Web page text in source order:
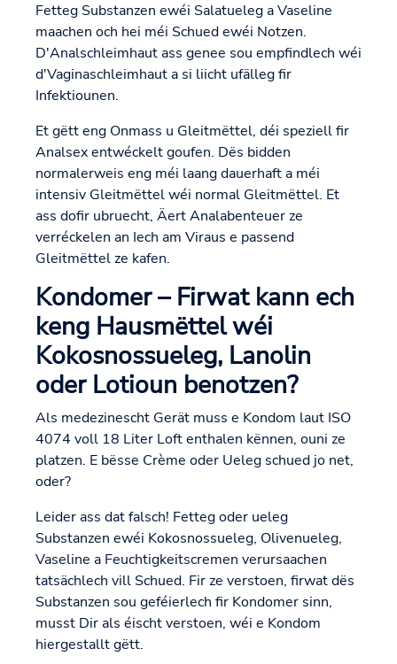
Fetteg Substanzen ewéi Salatueleg a Vaseline
maachen och hei méi Schued ewéi Notzen.
D'Analschleimhaut ass genee sou empfindlech wéi
d'Vaginaschleimhaut a si liicht ufälleg fir
Infektiounen.
Et gëtt eng Onmass u Gleitmëttel, déi speziell fir
Analsex entwéckelt goufen. Dës bidden
normalerweis eng méi laang dauerhaft a méi
intensiv Gleitmëttel wéi normal Gleitmëttel. Et
ass dofir ubruecht, Äert Analabenteuer ze
verréckelen an Iech am Viraus e passend
Gleitmëttel ze kafen.
Kondomer – Firwat kann ech
keng Hausmëttel wéi
Kokosnossueleg, Lanolin
oder Lotioun benotzen?
Als medezinescht Gerät muss e Kondom laut ISO
4074 voll 18 Liter Loft enthalen kënnen, ouni ze
platzen. E bësse Crème oder Ueleg schued jo net,
oder?
Leider ass dat falsch! Fetteg oder ueleg
Substanzen ewéi Kokosnossueleg, Olivenueleg,
Vaseline a Feuchtigkeitscremen verursaachen
tatsächlech vill Schued. Fir ze verstoen, firwat dës
Substanzen sou geféierlech fir Kondomer sinn,
musst Dir als éischt verstoen, wéi e Kondom
hiergestallt gëtt.